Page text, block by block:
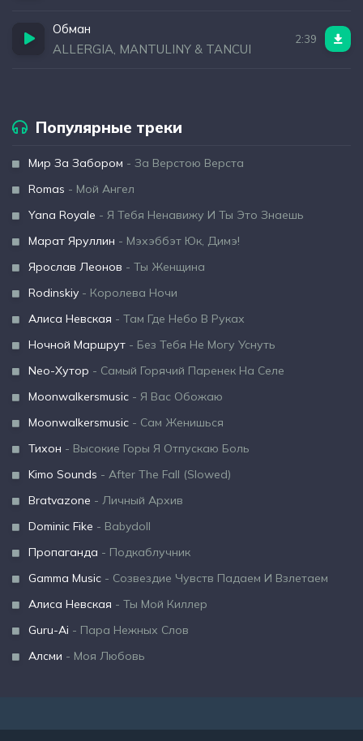
Обман
ALLERGIA, MANTULINY & TANCUI
2:39
Популярные треки
Мир За Забором - За Верстою Верста
Romas - Мой Ангел
Yana Royale - Я Тебя Ненавижу И Ты Это Знаешь
Марат Яруллин - Мэхэббэт Юк, Димэ!
Ярослав Леонов - Ты Женщина
Rodinskiy - Королева Ночи
Алиса Невская - Там Где Небо В Руках
Ночной Маршрут - Без Тебя Не Могу Уснуть
Neo-Хутор - Самый Горячий Паренек На Селе
Moonwalkersmusic - Я Вас Обожаю
Moonwalkersmusic - Сам Женишься
Тихон - Высокие Горы Я Отпускаю Боль
Kimo Sounds - After The Fall (Slowed)
Bratvazone - Личный Архив
Dominic Fike - Babydoll
Пропаганда - Подкаблучник
Gamma Music - Созвездие Чувств Падаем И Взлетаем
Алиса Невская - Ты Мой Киллер
Guru-Ai - Пара Нежных Слов
Алсми - Моя Любовь